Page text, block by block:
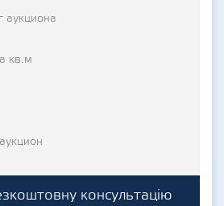
кв.м
консультацію